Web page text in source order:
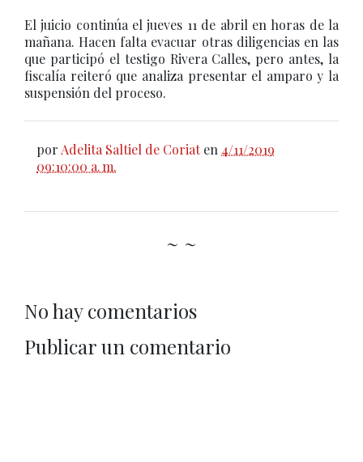
El juicio continúa el jueves 11 de abril en horas de la
mañana. Hacen falta evacuar otras diligencias en las
que participó el testigo Rivera Calles, pero antes, la
fiscalía reiteró que analiza presentar el amparo y la
suspensión del proceso.
por Adelita Saltiel de Coriat en 4/11/2019
09:10:00 a. m.
~ ~
No hay comentarios
Publicar un comentario